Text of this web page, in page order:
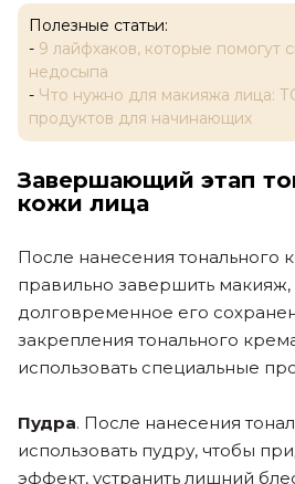
Полезные статьи:
- 9 лайфхаков, которые помогут
недосыпа
- Что нужно для макияжа лица:
продуктов для начинающих
Завершающий этап
кожи лица
После нанесения тонального
правильно завершить макияж,
долговременное его
закрепления тонального
использовать специальные
Пудра. После нанесения
использовать пудру, чтобы
эффект, устранить лишний